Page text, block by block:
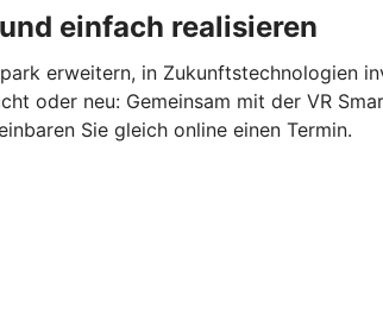
einfach realisieren
erweitern, in Zukunftstechnologien
oder neu: Gemeinsam mit der VR
Sie gleich online einen Termin.